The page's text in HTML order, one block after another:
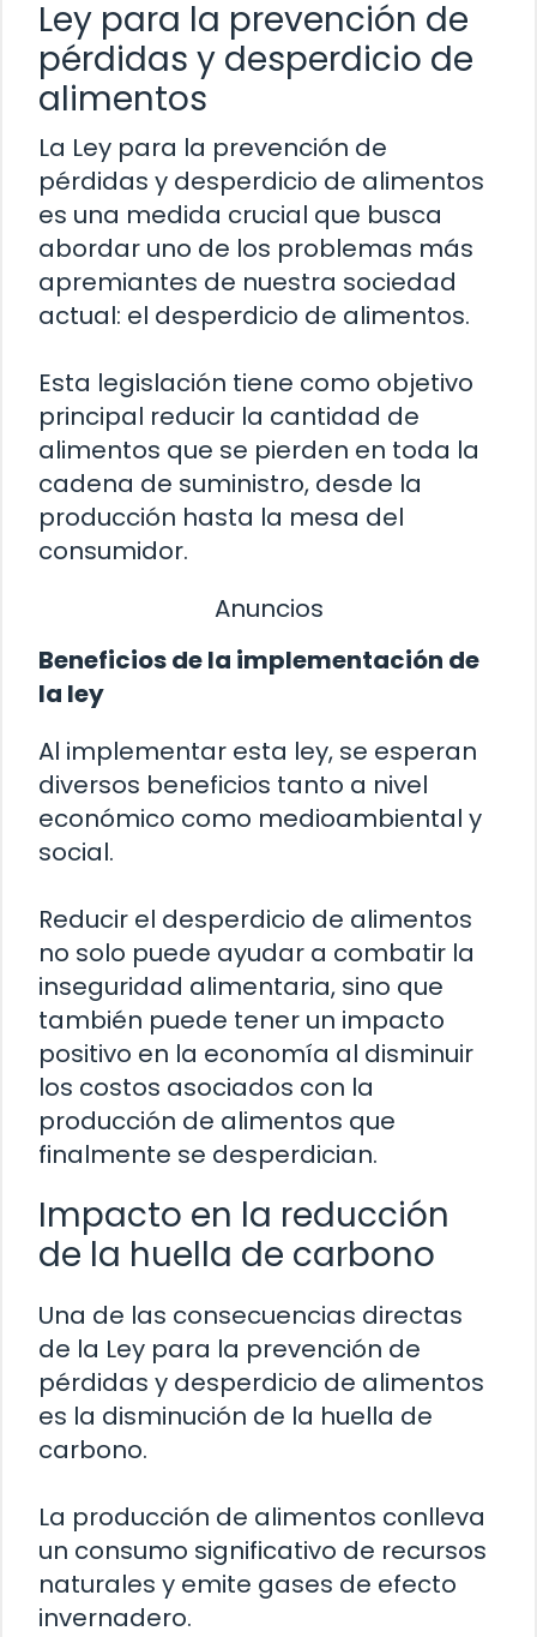
Ley para la prevención de
pérdidas y desperdicio de
alimentos
La Ley para la prevención de
pérdidas y desperdicio de alimentos
es una medida crucial que busca
abordar uno de los problemas más
apremiantes de nuestra sociedad
actual: el desperdicio de alimentos.
Esta legislación tiene como objetivo
principal reducir la cantidad de
alimentos que se pierden en toda la
cadena de suministro, desde la
producción hasta la mesa del
consumidor.
Anuncios
Beneficios de la implementación de
la ley
Al implementar esta ley, se esperan
diversos beneficios tanto a nivel
económico como medioambiental y
social.
Reducir el desperdicio de alimentos
no solo puede ayudar a combatir la
inseguridad alimentaria, sino que
también puede tener un impacto
positivo en la economía al disminuir
los costos asociados con la
producción de alimentos que
finalmente se desperdician.
Impacto en la reducción
de la huella de carbono
Una de las consecuencias directas
de la Ley para la prevención de
pérdidas y desperdicio de alimentos
es la disminución de la huella de
carbono.
La producción de alimentos conlleva
un consumo significativo de recursos
naturales y emite gases de efecto
invernadero.